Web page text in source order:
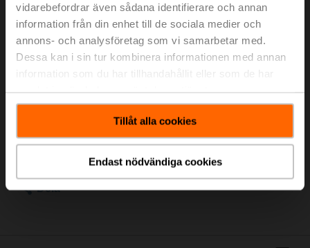
vidarebefordrar även sådana identifierare och annan
information från din enhet till de sociala medier och
annons- och analysföretag som vi samarbetar med.
Dessa kan i sin tur kombinera informationen med annan
Tillåt alla cookies
Endast nödvändiga cookies
ZNV-207
Listpris
73,00 €
kundvagn
Lägg till i
Dela